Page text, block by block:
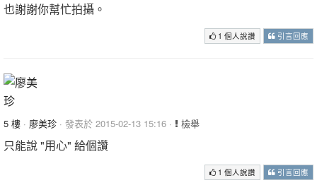
也謝謝你幫忙拍攝。
1 個人說讚 引言回應
5 樓 · 廖美珍 · 發表於 2015-02-13 15:16 · 檢舉
只能說 "用心" 給個讚
1 個人說讚 引言回應